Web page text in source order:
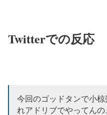
Twitterでの反応
今回のゴッドタンで小
れアドリブでやってんの